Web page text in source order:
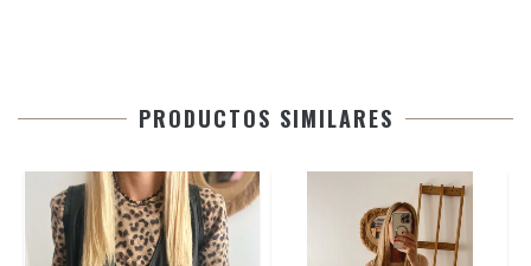
PRODUCTOS SIMILARES